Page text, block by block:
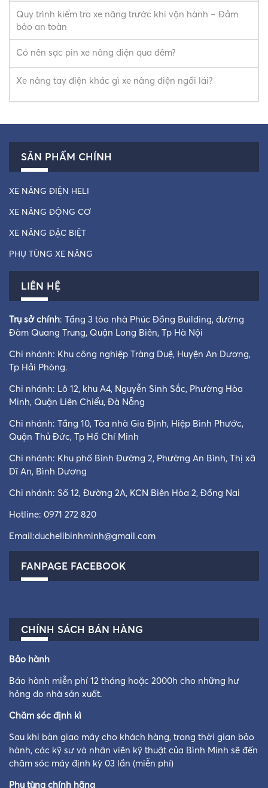
Quy trình kiểm tra xe nâng trước khi vận hành – Đảm
bảo an toàn
Có nên sạc pin xe nâng điện qua đêm?
Xe nâng tay điện khác gì xe nâng điện ngồi lái?
SẢN PHẨM CHÍNH
XE NÂNG ĐIỆN HELI
XE NÂNG ĐỘNG CƠ
XE NÂNG ĐẶC BIỆT
PHỤ TÙNG XE NÂNG
LIÊN HỆ
Trụ sở chính: Tầng 3 tòa nhà Phúc Đồng Building, đường
Đàm Quang Trung, Quận Long Biên, Tp Hà Nội
Chi nhánh: Khu công nghiệp Tràng Duệ, Huyện An Dương,
Tp Hải Phòng.
Chi nhánh: Lô 12, khu A4, Nguyễn Sinh Sắc, Phường Hòa
Minh, Quận Liên Chiểu, Đà Nẵng
Chi nhánh: Tầng 10, Tòa nhà Gia Định, Hiệp Bình Phước,
Quận Thủ Đức, Tp Hồ Chí Minh
Chi nhánh: Khu phố Bình Đường 2, Phường An Bình, Thị xã
Dĩ An, Bình Dương
Chi nhánh: Số 12, Đường 2A, KCN Biên Hòa 2, Đồng Nai
Hotline: 0971 272 820
Email:duchelibinhminh@gmail.com
FANPAGE FACEBOOK
CHÍNH SÁCH BÁN HÀNG
Bảo hành
Bảo hành miễn phí 12 tháng hoặc 2000h cho những hư
hỏng do nhà sản xuất.
Chăm sóc định kì
Sau khi bàn giao máy cho khách hàng, trong thời gian bảo
hành, các kỹ sư và nhân viên kỹ thuật của Bình Minh sẽ đến
chăm sóc máy định kỳ 03 lần (miễn phí)
Phụ tùng chính hãng